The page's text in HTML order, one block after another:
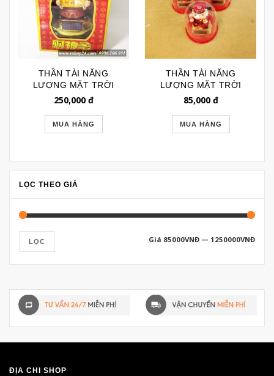
THẦN TÀI NĂNG
LƯỢNG MẶT TRỜI
SIZE LỚN 025
250,000đ
MUA HÀNG
THẦN TÀI NĂNG
LƯỢNG MẶT TRỜI
TRONG HỘP NHỰA
85,000đ
MUA HÀNG
LỌC THEO GIÁ
LỌC Giá 85000VNĐ — 1250000VNĐ
ĐỊA CHỈ SHOP